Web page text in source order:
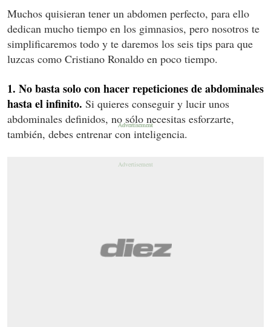
Muchos quisieran tener un abdomen perfecto, para ello
dedican mucho tiempo en los gimnasios, pero nosotros te
simplificaremos todo y te daremos los seis tips para que
luzcas como Cristiano Ronaldo en poco tiempo.
1. No basta solo con hacer repeticiones de abdominales
hasta el infinito. Si quieres conseguir y lucir unos
abdominales definidos, no sólo necesitas esforzarte,
también, debes entrenar con inteligencia.